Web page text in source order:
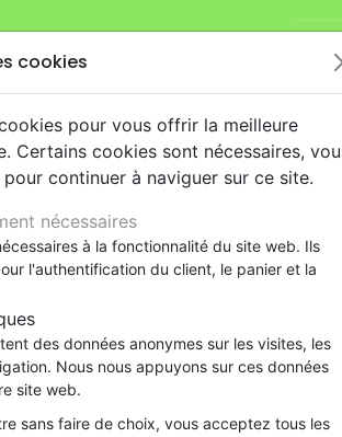
Je
La Maison de la Bible Suisse
NouveautésBibles
Etude biblique
NEG
Bandes dessinées
Souffrance, Relation d'aide
Santé
Événements actuels
Découverte de la foi
Souffrance, Relation d'aide
Psychologie
Adolescents, jeunes
Rap, Hip-hop
Louange, Adoration
Hardrock, Métal
Films, fiction
Jeux
femme
cookies
pour vous offrir la meilleure
Certains cookies sont nécessaires,
continuer à naviguer sur ce site.
nécessaires
à la fonctionnalité du site web. Ils
l'authentification du client, le panier et la
des données anonymes sur les visites, les
Nous nous appuyons sur ces données
site web.
sans faire de choix, vous acceptez tous les